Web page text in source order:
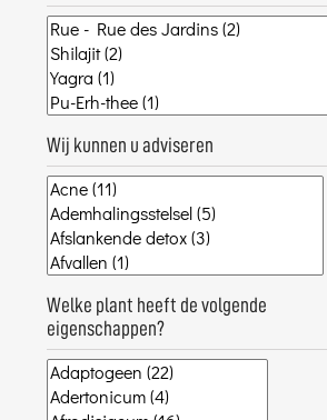
Wij kunnen u adviseren
Welke plant heeft de volgende
eigenschappen?